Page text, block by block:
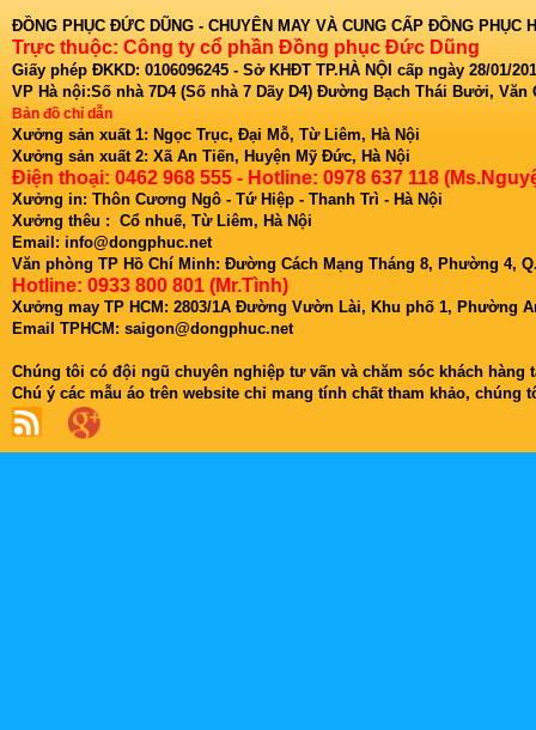
ĐỒNG PHỤC ĐỨC DŨNG - CHUYÊN MAY VÀ CUNG CẤP ĐỒNG PHỤC
Trực thuộc: Công ty cổ phần Đồng phục Đức Dũng
Giấy phép ĐKKD: 0106096245 - Sở KHĐT TP.HÀ NỘI cấp ngày 28/01/
VP Hà nội:Số nhà 7D4 (Số nhà 7 Dãy D4) Đường Bạch Thái Bưởi, Văn
Bản đồ chỉ dẫn
Xưởng sản xuất 1: Ngọc Trục, Đại Mỗ, Từ Liêm, Hà Nội
Xưởng sản xuất 2: Xã An Tiến, Huyện Mỹ Đức, Hà Nội
Điện thoại: 0462 968 555 - Hotline: 0978 637 118
Xưởng in: Thôn Cương Ngô - Tứ Hiệp - Thanh Trì - Hà Nội
Xưởng thêu : Cổ nhuế, Từ Liêm, Hà Nội
Email: info@dongphuc.net
Văn phòng TP Hồ Chí Minh: Đường Cách Mạng Tháng 8, Phường 4,
Hotline: 0933 800 801 (Mr.Tình)
Xưởng may TP HCM: 2803/1A Đường Vườn Lài, Khu phố 1, Phường
Email TPHCM: saigon@dongphuc.net
Chúng tôi có đội ngũ chuyên nghiệp tư vấn và chăm sóc khách
Chú ý các mẫu áo trên website chỉ mang tính chất tham khảo, chúng